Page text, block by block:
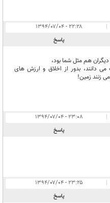
|
۲۲:۲۸ - ۱۳۹۴/۰۷/۰۴
پاسخ
هم مثل شما بود،
دانند، بدور از اخلاق و ارزش هاى
زنند زمين!
|
۲۳:۰۸ - ۱۳۹۴/۰۷/۰۴
پاسخ
|
۲۳:۲۵ - ۱۳۹۴/۰۷/۰۴
پاسخ